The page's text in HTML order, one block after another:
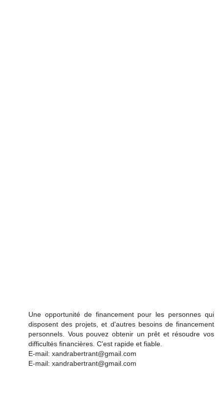
Une opportunité de financement pour les personnes qui
disposent des projets, et d'autres besoins de financement
personnels. Vous pouvez obtenir un prêt et résoudre vos
difficultés financières. C'est rapide et fiable.
E-mail: xandrabertrant@gmail.com
E-mail: xandrabertrant@gmail.com